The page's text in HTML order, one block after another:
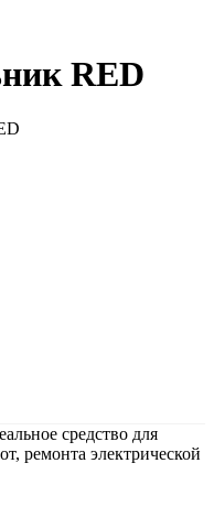
RED
средство для
ремонта электрической